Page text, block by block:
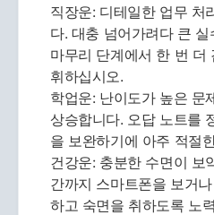
직장운: 디테일한 업무 처
다. 대충 넘어가려다 큰
마무리 단계에서 한 번 더
휘하십시오.
학업운: 난이도가 높은 문
상승합니다. 오답 노트를
을 보완하기에 아주 적절
건강운: 충분한 수면이 보
간까지 스마트폰을 보거
하고 숙면을 취하도록 노